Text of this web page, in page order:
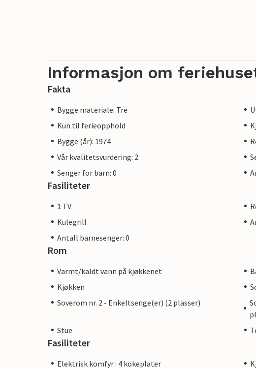
Informasjon om
Fakta
Bygge materiale: Tre
Kun til ferieopphold
Bygge (år): 1974
Vår kvalitetsvurdering: 2
Senger for barn: 0
Fasiliteter
1 TV
Kulegrill
Antall barnesenger: 0
Rom
Varmt/kaldt vann på kjøkkenet
Kjøkken
Soverom nr. 2 - Enkeltsenge(er) (2 plasser)
Stue
Fasiliteter
Elektrisk komfyr : 4 kokeplater